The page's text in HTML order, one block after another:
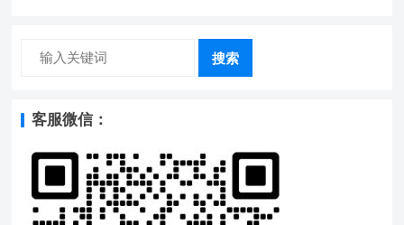
搜索
客服微信：